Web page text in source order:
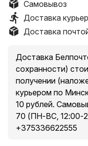
Размер: 4/4 (41
Форма: дредноут с
Передняя дека: ель
Накладка на гриф,
Струны:
Количество струн: 6
Колковая механика:
Количество ладов:
Мензура: 648 мм
Ширина грифа: 43 мм
Самовывоз
Доставка
Доставка
Доставка
сохранности)
получении
курьером по
10 рублей.
70 (ПН-ВС, 12:00-
+375336622555